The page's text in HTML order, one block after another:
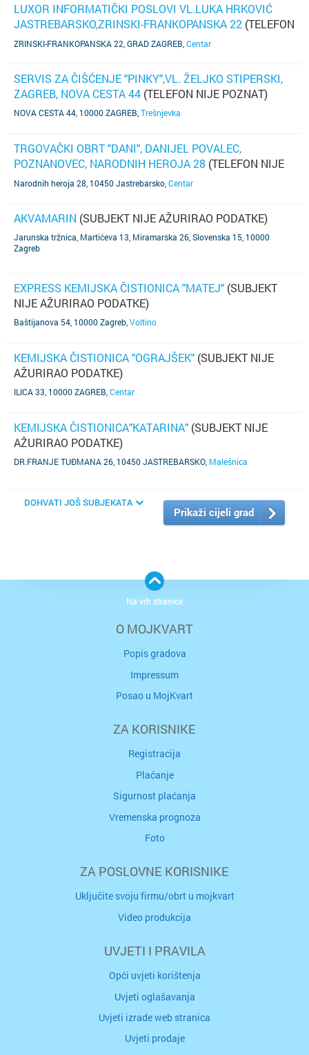
LUXOR INFORMATIČKI POSLOVI VL.LUKA HRKOVIĆ
JASTREBARSKO,ZRINSKI-FRANKOPANSKA 22 (TELEFON
NIJE POZNAT)
ZRINSKI-FRANKOPANSKA 22, GRAD ZAGREB Centar
SERVIS ZA ČIŠĆENJE "PINKY",VL. ŽELJKO STIPERSKI,
ZAGREB, NOVA CESTA 44 (TELEFON NIJE POZNAT)
NOVA CESTA 44, 10000 ZAGREB Trešnjevka
TRGOVAČKI OBRT "DANI", DANIJEL POVALEC,
POZNANOVEC, NARODNIH HEROJA 28 (TELEFON NIJE
POZNAT)
Narodnih heroja 28, 10450 Jastrebarsko Centar
AKVAMARIN (SUBJEKT NIJE AŽURIRAO PODATKE)
Jarunska tržnica, Martićeva 13, Miramarska 26, Slovenska 15, 10000
Zagreb
EXPRESS KEMIJSKA ČISTIONICA "MATEJ" (SUBJEKT
NIJE AŽURIRAO PODATKE)
Baštijanova 54, 10000 Zagreb Voltino
KEMIJSKA ČISTIONICA "OGRAJŠEK" (SUBJEKT NIJE
AŽURIRAO PODATKE)
ILICA 33, 10000 ZAGREB Centar
KEMIJSKA ČISTIONICA"KATARINA" (SUBJEKT NIJE
AŽURIRAO PODATKE)
DR.FRANJE TUĐMANA 26, 10450 JASTREBARSKO Malešnica
DOHVATI JOŠ SUBJEKATA
Prikaži cijeli grad
O MOJKVART
Popis gradova
Impressum
Posao u MojKvart
ZA KORISNIKE
Registracija
Plaćanje
Sigurnost plaćanja
Vremenska prognoza
Foto
ZA POSLOVNE KORISNIKE
Uključite svoju firmu/obrt u mojkvart
Video produkcija
UVJETI I PRAVILA
Opći uvjeti korištenja
Uvjeti oglašavanja
Uvjeti izrade web stranica
Uvjeti prodaje
Na vrh stranice